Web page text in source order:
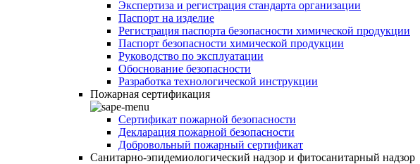
Экспертиза и регистрация стандарта организации
Паспорт на изделие
Регистрация паспорта безопасности химической продукции
Паспорт безопасности химической продукции
Руководство по эксплуатации
Обоснование безопасности
Разработка технологической инструкции
Пожарная сертификация
Сертификат пожарной безопасности
Декларация пожарной безопасности
Добровольный пожарный сертификат
Санитарно-эпидемиологический надзор и фитосанитарный надзор